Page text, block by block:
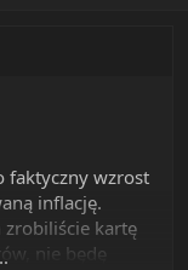
Kaczyński.
faktyczny wzrost
inflację.
zrobiliście kartę
nie będę